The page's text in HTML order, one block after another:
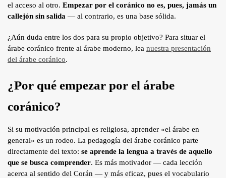
el acceso al otro. Empezar por el coránico no es, pues, jamás un
callejón sin salida — al contrario, es una base sólida.
¿Aún duda entre los dos para su propio objetivo? Para situar el
árabe coránico frente al árabe moderno, lea nuestra presentación
del árabe coránico.
¿Por qué empezar por el árabe
coránico?
Si su motivación principal es religiosa, aprender «el árabe en
general» es un rodeo. La pedagogía del árabe coránico parte
directamente del texto: se aprende la lengua a través de aquello
que se busca comprender. Es más motivador — cada lección
acerca al sentido del Corán — y más eficaz, pues el vocabulario